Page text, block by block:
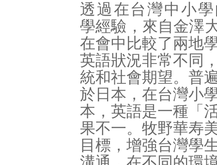
透過在台灣中小
學經驗，來自金澤
在會中比較了兩地
英語狀況非常不同
統和社會期望。普
於日本，在台灣小
本，英語是一種「
果不一。牧野華寿
目標，增強台灣學